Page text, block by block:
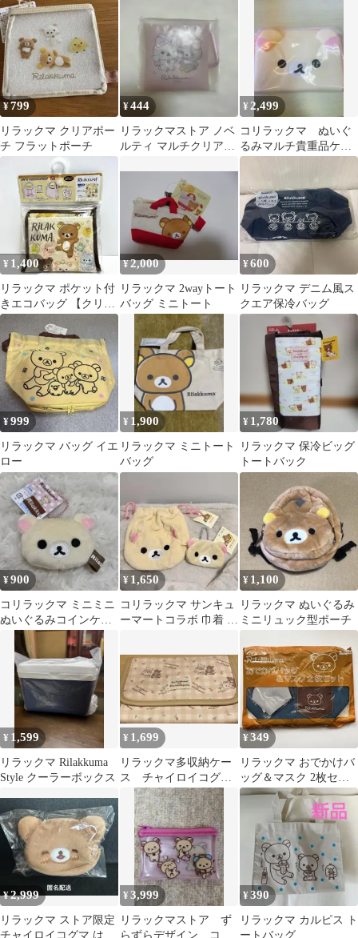
¥799
リラックマ クリアポー
チ フラットポーチ
¥444
リラックマストア ノベ
ルティ マルチクリアケ
¥ 2,499
コリラックマ ぬいぐ
るみマルチ貴重品ケー
ス コリラックマ 新
¥ 1,400
リラックマ ポケット付
きエコバッグ 【クリー
ム】
¥2,000
リラックマ 2wayトート
バッグ ミニトート
¥600
リラックマ デニム風ス
クエア保冷バッグ
¥999
リラックマ バッグ イエ
ロー
¥ 1,900
リラックマ ミニトート
バッグ
¥ 1,780
リラックマ 保冷ビッグ
トートバック
¥900
コリラックマ ミニミニ
ぬいぐるみコインケー
¥ 1,650
コリラックマ サンキュ
ーマートコラボ 巾着 ダ
¥ 1,100
リラックマ ぬいぐるみ
ミニリュック型ポーチ
¥ 1,599
リラックマ Rilakkuma
Style クーラーボックス
¥ 1,699
リラックマ多収納ケー
ス チャイロイコグ
マ コリラックマ サ
ンエックス 手帳型
¥349
リラックマ おでかけバ
ッグ＆マスク 2枚セッ
ト
¥2,999
リラックマ ストア限定
チャイロイコグマ はに
¥3,999
リラックマストア ず
らずらデザイン コリ
¥390
リラックマ カルピス ト
ートバッグ